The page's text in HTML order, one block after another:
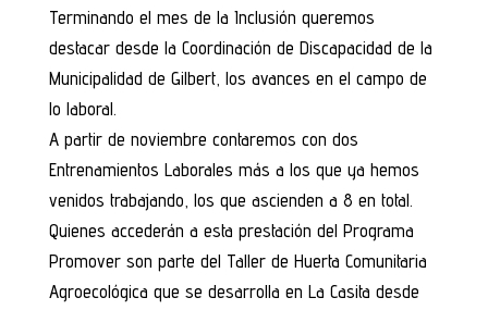
Terminando el mes de la Inclusión queremos
destacar desde la Coordinación de Discapacidad de la
Municipalidad de Gilbert, los avances en el campo de
lo laboral.
A partir de noviembre contaremos con dos
Entrenamientos Laborales más a los que ya hemos
venidos trabajando, los que ascienden a 8 en total.
Quienes accederán a esta prestación del Programa
Promover son parte del Taller de Huerta Comunitaria
Agroecológica que se desarrolla en La Casita desde